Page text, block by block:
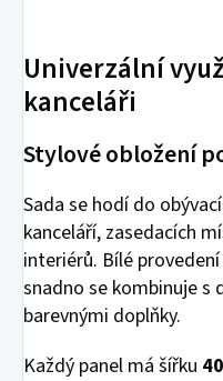
Univerzální
kanceláři
Stylové obložení
Sada se hodí do
kanceláří, zasedacích
interiérů. Bílé
snadno se kombinuje s
barevnými doplňky.
Každý panel má šířku